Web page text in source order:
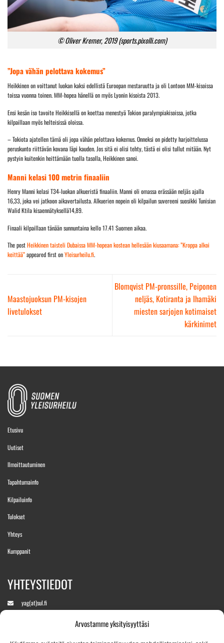
Arvostamme yksityisyyttäsi
© Oliver Kremer, 2019 (sports.pixolli.com)
”Jopa vähän pelottava kokemus”
Heikkinen on voittanut luokan kaksi edellistä Euroopan mestaruutta ja oli Lontoon MM-kisoissa
toissa vuonna toinen. MM-hopea hänellä on myös Lyonin kisoista 2013.
Ensi kesän iso tavoite Heikkisellä on koettaa menestyä Tokion paralympiakisoissa, jotka
kilpaillaan myös helteisissä oloissa.
– Tokiota ajatellen tämä oli jopa vähän pelottava kokemus. Onneksi on pidetty harjoittelussa
peruskunto riittävän kovana läpi kauden. Jos sitä ei olisi tehty, tästä ei olisi tullut mitään. Nyt
pystyin kuitenkin heittämään tuolla tasolla, Heikkinen sanoi.
Manni kelasi 100 metrin finaaliin
Henry Manni kelasi T34-luokan alkueristä finaaliin. Manni oli omassa erässään neljäs ajalla
16,33, joka vei jatkoon aikavertailusta. Alkuerien nopein oli kilpailun suvereeni suosikki Tunisian
Walid Ktila kisaennätyksellä14,89.
Finaali kilpaillaan tänään sunnuntaina kello 17.41 Suomen aikaa.
The postHeikkinen taisteli Dubaissa MM-hopean kostean hellesään kiusaamana: ”Kroppa alkoi
keittää”appeared first onYleisurheilu.fi.
Maastojuoksun PM-kisojen
livetulokset
Blomqvist PM-pronssille, Peiponen
neljäs, Kotiranta ja Ihamäki
miesten sarjojen kotimaiset
kärkinimet
Etusivu
Uutiset
Ilmoittautuminen
Tapahtumainfo
Kilpailuinfo
Tulokset
Yhteys
Kumppanit
YHTEYSTIEDOT
yag(at)sul.fi